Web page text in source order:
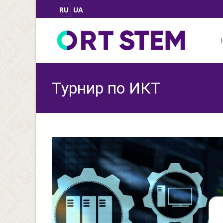
RU UA
Турнир по ИКТ